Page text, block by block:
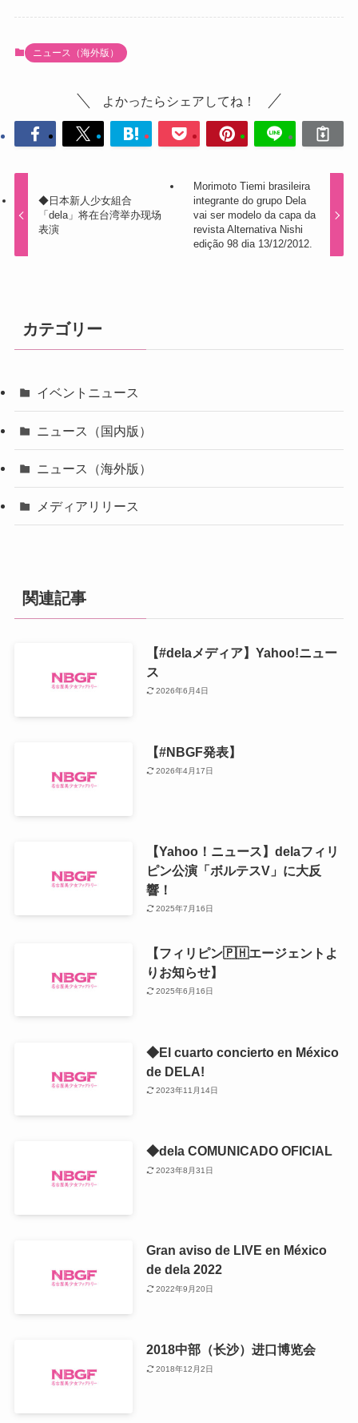
ニュース（海外版）
よかったらシェアしてね！
◆日本新人少女組合
「dela」将在台湾举办现场
表演
Morimoto Tiemi brasileira
integrante do grupo Dela
vai ser modelo da capa da
revista Alternativa Nishi
edição 98 dia 13/12/2012.
カテゴリー
イベントニュース
ニュース（国内版）
ニュース（海外版）
メディアリリース
関連記事
【#delaメディア】Yahoo!ニュー
ス
2026年6月4日
【#NBGF発表】
2026年4月17日
【Yahoo！ニュース】delaフィリ
ピン公演「ボルテスV」に大反
響！
2025年7月16日
【フィリピン🇵🇭エージェントよ
りお知らせ】
2025年6月16日
◆El cuarto concierto en México
de DELA!
2023年11月14日
◆dela COMUNICADO OFICIAL
2023年8月31日
Gran aviso de LIVE en México
de dela 2022
2022年9月20日
2018中部（长沙）进口博览会
2018年12月2日